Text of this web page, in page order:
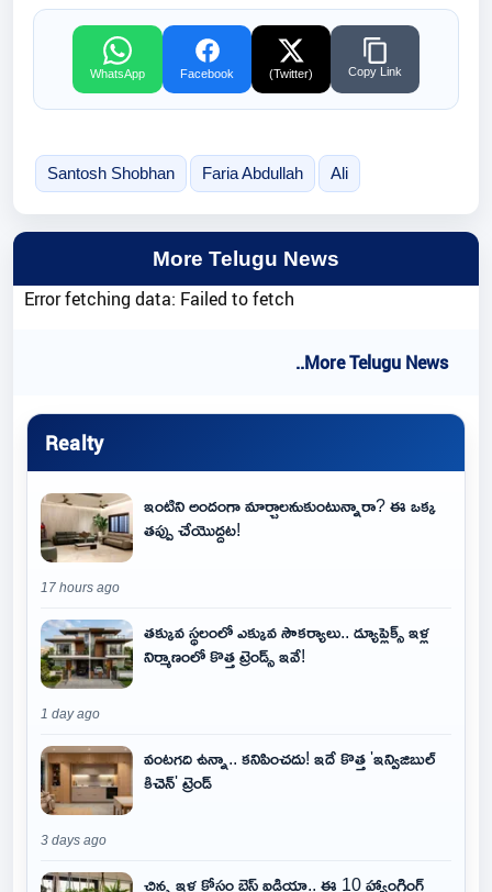
WhatsApp Facebook (Twitter) Copy Link
Santosh Shobhan Faria Abdullah Ali
More Telugu News
Error fetching data: Failed to fetch
..More Telugu News
Realty
ఇంటిని అందంగా మార్చాలనుకుంటున్నారా? ఈ ఒక్క
తప్పు చేయొద్దట!
17 hours ago
తక్కువ స్థలంలో ఎక్కువ సౌకర్యాలు.. డ్యూప్లెక్స్ ఇళ్ల
నిర్మాణంలో కొత్త ట్రెండ్స్ ఇవే!
1 day ago
వంటగది ఉన్నా.. కనిపించదు! ఇదే కొత్త 'ఇన్విజిబుల్
కిచెన్' ట్రెండ్
3 days ago
చిన్న ఇళ్ల కోసం బెస్ట్ ఐడియా.. ఈ 10 హ్యాంగింగ్